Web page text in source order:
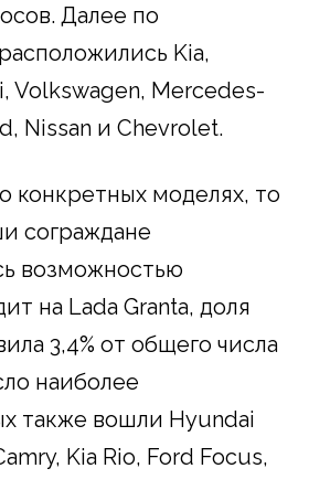
Далее по
Kia,
Volkswagen, Mercedes-
Nissan и Chevrolet.
конкретных моделях, то
сограждане
возможностью
на Lada Granta, доля
3,4% от общего числа
наиболее
также вошли Hyundai
Kia Rio, Ford Focus,